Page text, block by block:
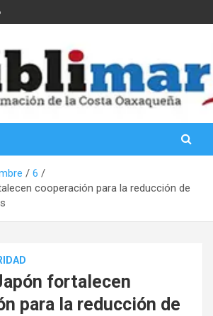
6
cooperación para la reducción de
fortalecen
para la reducción de